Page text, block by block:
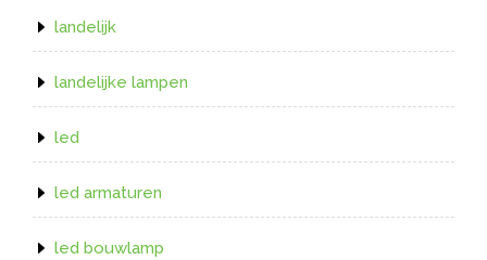
landelijk
landelijke lampen
led
led armaturen
led bouwlamp